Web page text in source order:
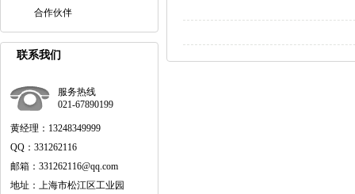
合作伙伴
联系我们
服务热线
021-67890199
黄经理：13248349999
QQ：331262116
邮箱：331262116@qq.com
地址：上海市松江区工业园